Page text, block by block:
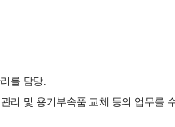
를 담당.
리 및 용기부속품 교체 등의 업무를